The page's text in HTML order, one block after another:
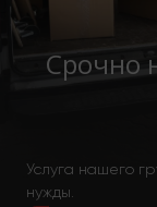
Срочно
Услуга нашего
нужды.